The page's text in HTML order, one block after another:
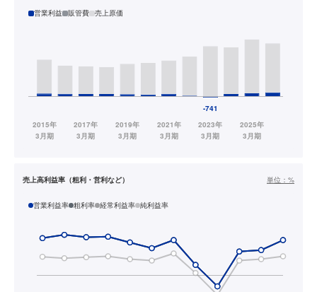
営業利益 販管費 売上原価
売上高利益率（粗利・営利など） 単位： %
営業利益率 粗利率 経常利益率 純利益率